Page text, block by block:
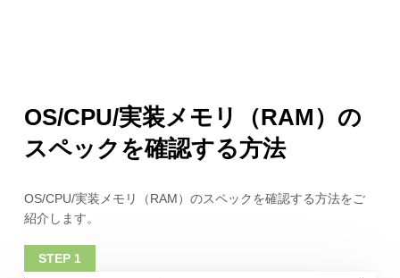
OS/CPU/実装メモリ（RAM）の
スペックを確認する方法
OS/CPU/実装メモリ（RAM）のスペックを確認する方法をご
紹介します。